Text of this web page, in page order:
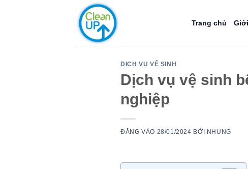
Trang chủ
DỊCH VỤ VỆ SINH
Dịch vụ vệ sinh
nghiệp
ĐĂNG VÀO 28/01/2024 BỞI NHUNG